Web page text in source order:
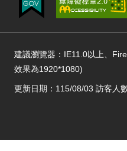
建議瀏覽器：IE11.0以上、
效果為1920*1080)
更新日期：115/08/03 訪客人